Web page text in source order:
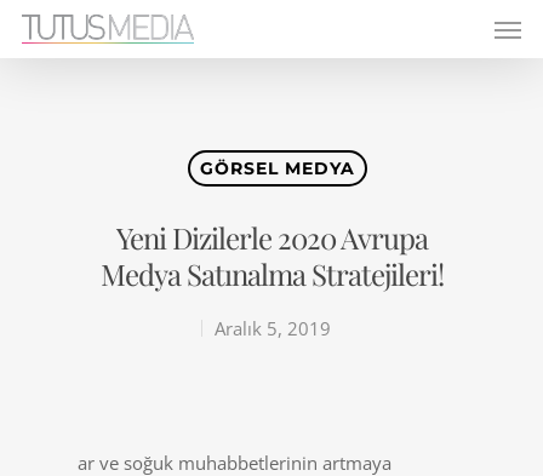
GÖRSEL MEDYA
Yeni Dizilerle 2020 Avrupa
Medya Satınalma Stratejileri!
Aralık 5, 2019
ar ve soğuk muhabbetlerinin artmaya